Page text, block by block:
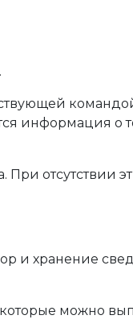
информация о
отсутствии
и хранение
можно